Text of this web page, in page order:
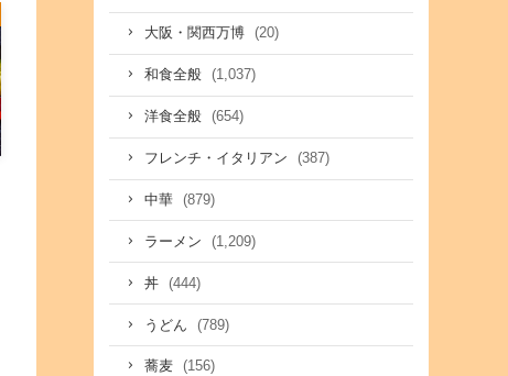
大阪・関西万博 (20)
和食全般 (1,037)
洋食全般 (654)
フレンチ・イタリアン (387)
中華 (879)
ラーメン (1,209)
丼 (444)
うどん (789)
蕎麦 (156)